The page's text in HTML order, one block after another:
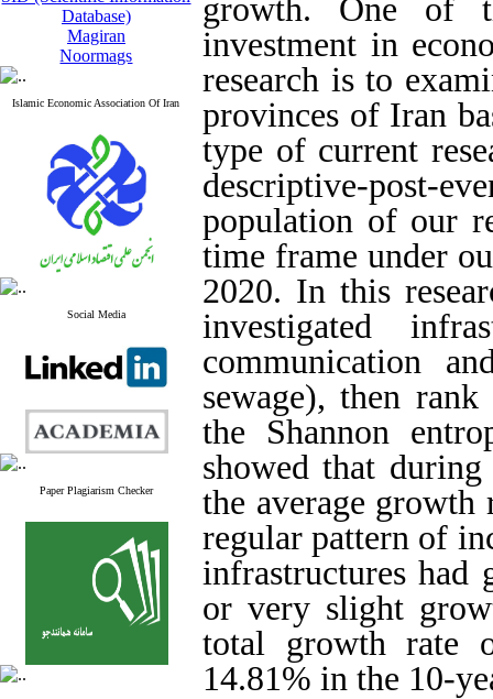
Database)
Magiran
Noormags
Islamic Economic Association Of Iran
Social Media
Paper Plagiarism Checker
growth. One of
investment in
research is to
provinces of Iran
type of current
descriptive-post-
population of our
time frame under
2020. In this
investigated
communication
sewage), then
the Shannon
showed that
the average
regular pattern of
infrastructures had
or­­ very slight
total growth rate
14.81% in the 10-